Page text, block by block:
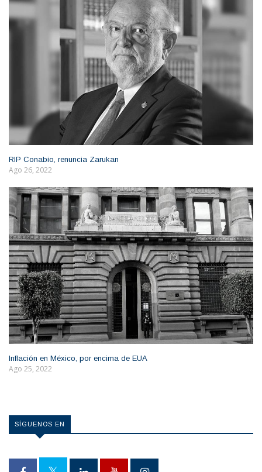
RIP Conabio, renuncia Zarukan
Ago 26, 2022
Inflación en México, por encima de EUA
Ago 25, 2022
SÍGUENOS EN